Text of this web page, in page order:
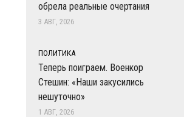
обрела реальные очертания
3 АВГ, 2026
ПОЛИТИКА
Теперь поиграем. Военкор
Стешин: «Наши закусились
нешуточно»
1 АВГ, 2026